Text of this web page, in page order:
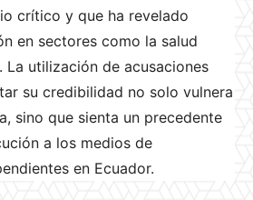
crítico y que ha revelado
en sectores como la salud
La utilización de acusaciones
su credibilidad no solo vulnera
sino que sienta un precedente
a los medios de
en Ecuador.